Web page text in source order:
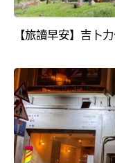
【旅讀早安】吉卜